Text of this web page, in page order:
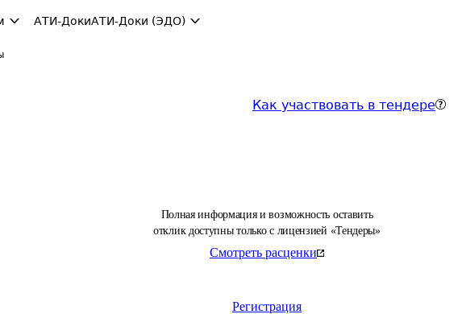
АТИ-ДокиАТИ-Доки (ЭДО)
Как участвовать в тендере
Полная информация и возможность оставить
отклик доступны только с лицензией «Тендеры»
Смотреть расценки
Регистрация